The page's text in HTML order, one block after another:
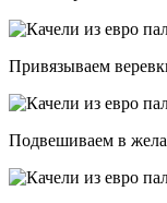
Привязываем
Подвешиваем в